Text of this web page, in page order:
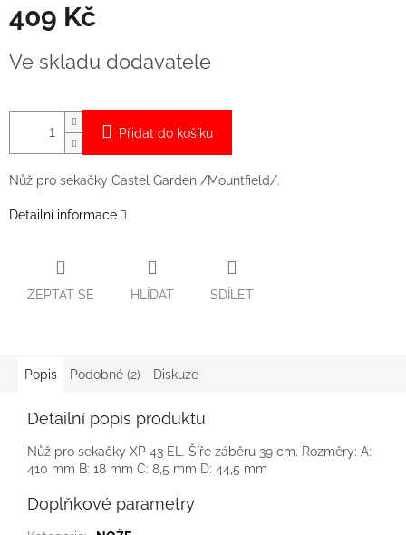
409 Kč
cena:
Ve skladu dodavatele
Přidat do košíku
Nůž pro sekačky Castel Garden /Mountfield/.
Detailní informace
ZEPTAT SE HLÍDAT SDÍLET
Popis Podobné (2) Diskuze
Detailní popis produktu
Nůž pro sekačky XP 43 EL. Šíře záběru 39 cm. Rozměry: A:
410 mm B: 18 mm C: 8,5 mm D: 44,5 mm
Doplňkové parametry